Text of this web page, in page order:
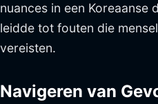
nuances in een Koreaanse
leidde tot fouten die
vereisten.
Navigeren van